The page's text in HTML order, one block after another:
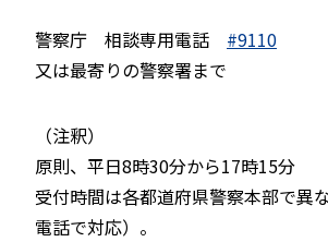
警察庁 相談専用電話 #9110
又は最寄りの警察署まで
（注釈）
原則、平日8時30分から17時15分
受付時間は各都道府県警察本部で異
電話で対応）。